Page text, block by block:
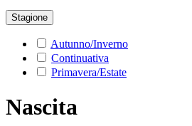
Stagione
Autunno/Inverno
Continuativa
Primavera/Estate
Nascita